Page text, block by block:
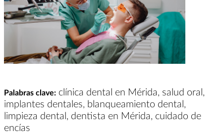
Palabras clave: clínica dental en Mérida, salud oral,
implantes dentales, blanqueamiento dental,
limpieza dental, dentista en Mérida, cuidado de
encías